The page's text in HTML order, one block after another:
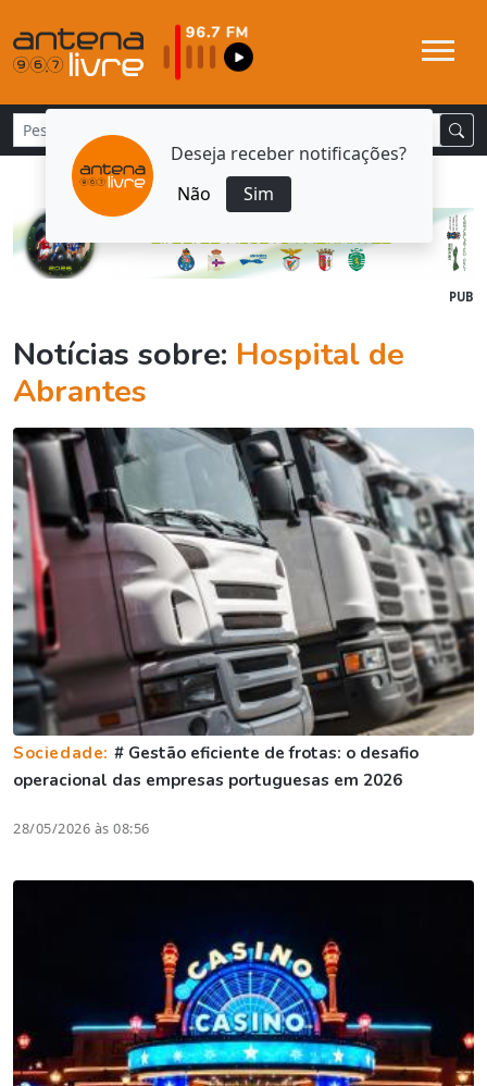
Deseja receber notificações?
Não
Sim
PUB
Notícias sobre: Hospital de
Abrantes
Sociedade: # Gestão eficiente de frotas: o desafio
operacional das empresas portuguesas em 2026
28/05/2026 às 08:56